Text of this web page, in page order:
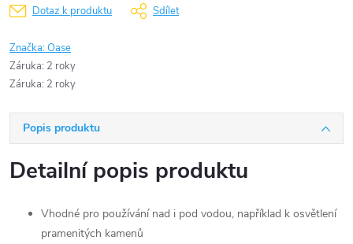
Dotaz k produktu Sdílet
Značka:Oase
Záruka: 2 roky
Záruka: 2 roky
Popis produktu
Detailní popis produktu
Vhodné pro používání nad i pod vodou, například k osvětlení
pramenitých kamenů